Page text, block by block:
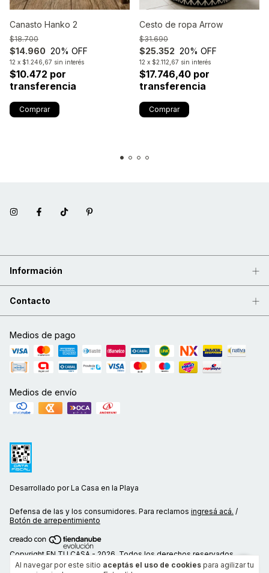
Al navegar por este sitio aceptás el uso de cookies para agilizar tu
Canasto Hanko 2
$14.960
$18.700
20% OFF
12 x $1.246,67 sin interés
$10.472 por
transferencia
Cesto de ropa Arrow
$25.352
$31.690
20% OFF
12 x $2.112,67 sin interés
$17.746,40 por
transferencia
Información
Contacto
Medios de pago
Medios de envío
Desarrollado por La Casa en la Playa
Defensa de las y los consumidores. Para reclamos ingresá acá. /
Botón de arrepentimiento
Copyright EN TU CASA - 2026. Todos los derechos reservados.